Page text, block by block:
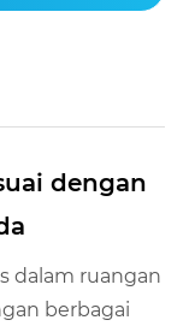
dengan
dalam ruangan
berbagai